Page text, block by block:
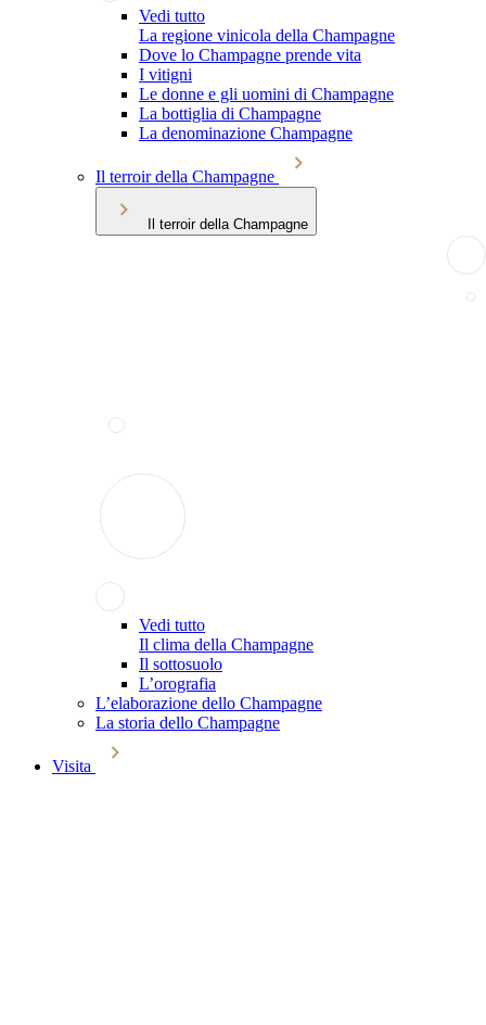
Vedi tutto
La regione vinicola della Champagne
Dove lo Champagne prende vita
I vitigni
Le donne e gli uomini di Champagne
La bottiglia di Champagne
La denominazione Champagne
Il terroir della Champagne
Il terroir della Champagne
Vedi tutto
Il clima della Champagne
Il sottosuolo
L’orografia
L’elaborazione dello Champagne
La storia dello Champagne
Visita